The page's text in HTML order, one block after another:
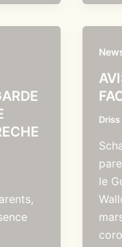
Driss
le